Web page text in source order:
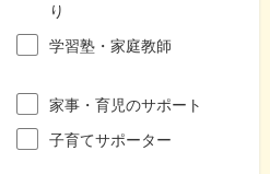
り
学習塾・家庭教師
家事・育児のサポート
子育てサポーター